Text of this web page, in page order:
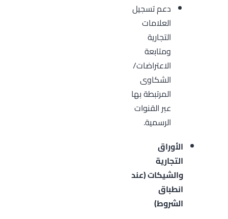
دعم تسجيل
العلامات
التجارية
ومتابعة
الاعتراضات/
الشكاوى
المرتبطة بها
عبر القنوات
الرسمية.
الأوراق
التجارية
والشيكات (عند
انطباق
الشروط)